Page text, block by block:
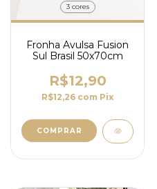
3 cores
Fronha Avulsa Fusion
Sul Brasil 50x70cm
R$12,90
R$12,26 com Pix
COMPRAR